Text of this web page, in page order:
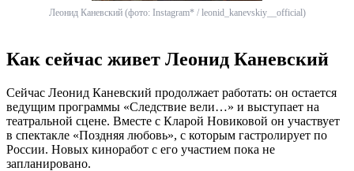
Леонид Каневский (фото: Instagram* / leonid_kanevskiy__official)
Как сейчас живет Леонид Каневский
Сейчас Леонид Каневский продолжает работать: он остается
ведущим программы «Следствие вели…» и выступает на
театральной сцене. Вместе с Кларой Новиковой он участвует
в спектакле «Поздняя любовь», с которым гастролирует по
России. Новых киноработ с его участием пока не
запланировано.